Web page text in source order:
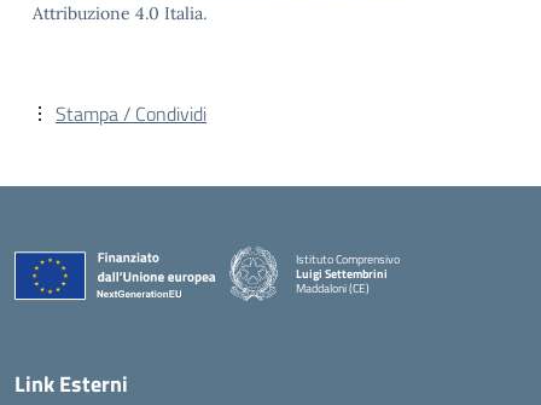
Attribuzione 4.0 Italia.
Stampa / Condividi
Istituto Comprensivo
Luigi Settembrini
Maddaloni (CE)
Link Esterni